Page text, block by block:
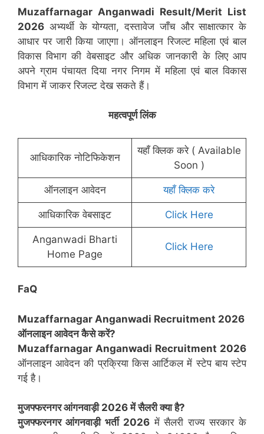
Muzaffarnagar Anganwadi Result/Merit List
2026 अभ्यर्थी के योग्यता, दस्तावेज जाँच और साक्षात्कार के
आधार पर जारी किया जाएगा। ऑनलाइन रिजल्ट महिला एवं बाल
विकास विभाग की वेबसाइट और अधिक जानकारी के लिए आप
अपने ग्राम पंचायत दिया नगर निगम में महिला एवं बाल विकास
विभाग में जाकर रिजल्ट देख सकते हैं।
महत्वपूर्ण लिंक
आधिकारिक नोटिफिकेशन
यहाँ क्लिक करे ( Available
Soon )
ऑनलाइन आवेदन यहाँ क्लिक करे
आधिकारिक वेबसाइट Click Here
Anganwadi Bharti
Home Page
Click Here
FaQ
Muzaffarnagar Anganwadi Recruitment 2026
ऑनलाइन आवेदन कैसे करें?
Muzaffarnagar Anganwadi Recruitment 2026
ऑनलाइन आवेदन की प्रक्रिया किस आर्टिकल में स्टेप बाय स्टेप
गई है।
मुजफ्फरनगरआंगनवाड़ी 2026 में सैलरी क्या है?
मुजफ्फरनगर आंगनवाड़ी भर्ती 2026में सैलरी राज्य सरकार के